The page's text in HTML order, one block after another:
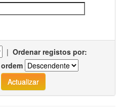
| Ordenar registos por: